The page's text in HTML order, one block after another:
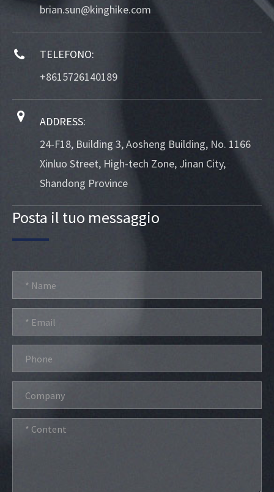
brian.sun@kinghike.com
TELEFONO:
+8615726140189
ADDRESS:
24-F18, Building 3, Aosheng Building, No. 1166
Xinluo Street, High-tech Zone, Jinan City,
Shandong Province
Posta il tuo messaggio